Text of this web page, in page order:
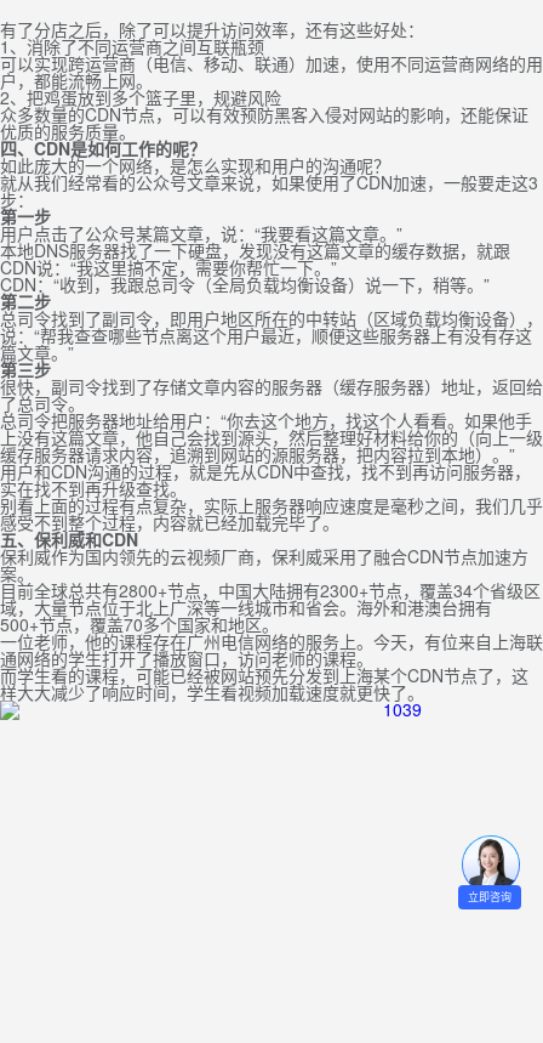
有了分店之后，除了可以提升访问效率，还有这些好处：
1、消除了不同运营商之间互联瓶颈
可以实现跨运营商（电信、移动、联通）加速，使用不同运营商网络的用
户，都能流畅上网。
2、把鸡蛋放到多个篮子里，规避风险
众多数量的CDN节点，可以有效预防黑客入侵对网站的影响，还能保证
优质的服务质量。
四、CDN是如何工作的呢？
如此庞大的一个网络，是怎么实现和用户的沟通呢？
就从我们经常看的公众号文章来说，如果使用了CDN加速，一般要走这3
步：
第一步
用户点击了公众号某篇文章，说：“我要看这篇文章。”
本地DNS服务器找了一下硬盘，发现没有这篇文章的缓存数据，就跟
CDN说：“我这里搞不定，需要你帮忙一下。”
CDN：“收到，我跟总司令（全局负载均衡设备）说一下，稍等。”
第二步
总司令找到了副司令，即用户地区所在的中转站（区域负载均衡设备），
说：“帮我查查哪些节点离这个用户最近，顺便这些服务器上有没有存这
篇文章。”
第三步
很快，副司令找到了存储文章内容的服务器（缓存服务器）地址，返回给
了总司令。
总司令把服务器地址给用户：“你去这个地方，找这个人看看。如果他手
上没有这篇文章，他自己会找到源头，然后整理好材料给你的（向上一级
缓存服务器请求内容，追溯到网站的源服务器，把内容拉到本地）。”
用户和CDN沟通的过程，就是先从CDN中查找，找不到再访问服务器，
实在找不到再升级查找。
别看上面的过程有点复杂，实际上服务器响应速度是毫秒之间，我们几乎
感受不到整个过程，内容就已经加载完毕了。
五、保利威和CDN
保利威作为国内领先的云视频厂商，保利威采用了融合CDN节点加速方
案。
目前全球总共有2800+节点，中国大陆拥有2300+节点，覆盖34个省级区
域，大量节点位于北上广深等一线城市和省会。海外和港澳台拥有
500+节点，覆盖70多个国家和地区。
一位老师，他的课程存在广州电信网络的服务上。今天，有位来自上海联
通网络的学生打开了播放窗口，访问老师的课程。
而学生看的课程，可能已经被网站预先分发到上海某个CDN节点了，这
样大大减少了响应时间，学生看视频加载速度就更快了。
立即咨询